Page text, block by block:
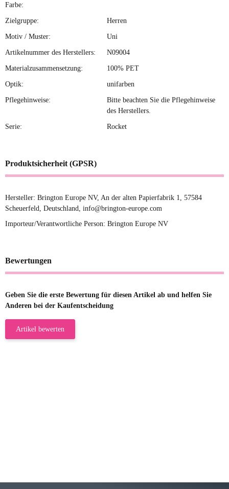
Farbe:
Zielgruppe: Herren
Motiv / Muster: Uni
Artikelnummer des Herstellers: N09004
Materialzusammensetzung: 100% PET
Optik: unifarben
Pflegehinweise:
Bitte beachten Sie die Pflegehinweise
des Herstellers.
Serie: Rocket
Produktsicherheit (GPSR)
Hersteller: Brington Europe NV, An der alten Papierfabrik 1, 57584
Scheuerfeld, Deutschland, info@brington-europe.com
Importeur/Verantwortliche Person: Brington Europe NV
Bewertungen
Geben Sie die erste Bewertung für diesen Artikel ab und helfen Sie
Anderen bei der Kaufentscheidung
Artikel bewerten